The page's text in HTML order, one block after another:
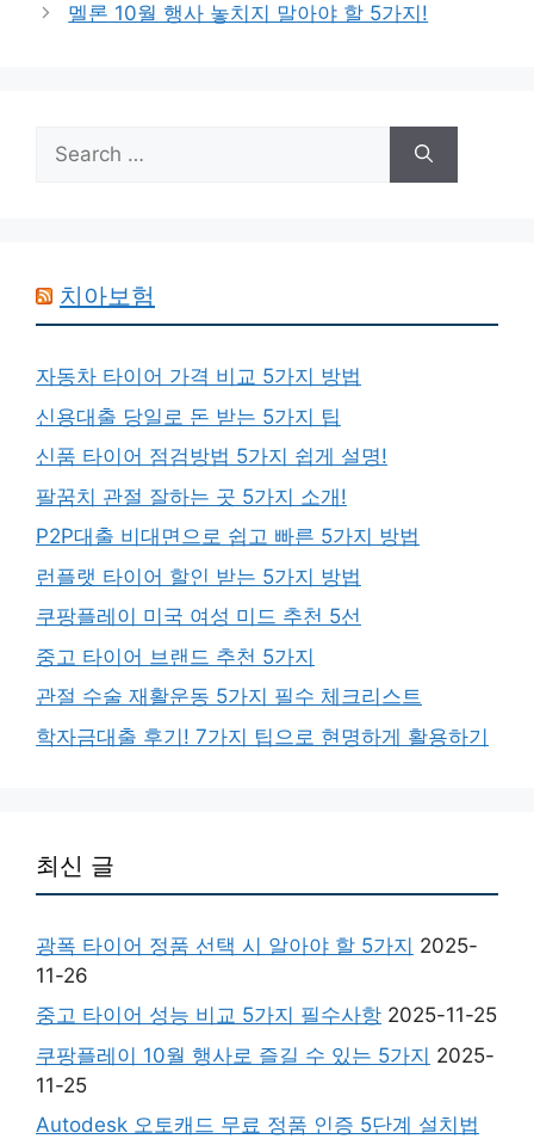
멜론 10월 행사 놓치지 말아야 할 5가지!
Search
for:
치아보험
자동차 타이어 가격 비교 5가지 방법
신용대출 당일로 돈 받는 5가지 팁
신품 타이어 점검방법 5가지 쉽게 설명!
팔꿈치 관절 잘하는 곳 5가지 소개!
P2P대출 비대면으로 쉽고 빠른 5가지 방법
런플랫 타이어 할인 받는 5가지 방법
쿠팡플레이 미국 여성 미드 추천 5선
중고 타이어 브랜드 추천 5가지
관절 수술 재활운동 5가지 필수 체크리스트
학자금대출 후기! 7가지 팁으로 현명하게 활용하기
최신 글
광폭 타이어 정품 선택 시 알아야 할 5가지 2025-
11-26
중고 타이어 성능 비교 5가지 필수사항 2025-11-25
쿠팡플레이 10월 행사로 즐길 수 있는 5가지 2025-
11-25
Autodesk 오토캐드 무료 정품 인증 5단계 설치법